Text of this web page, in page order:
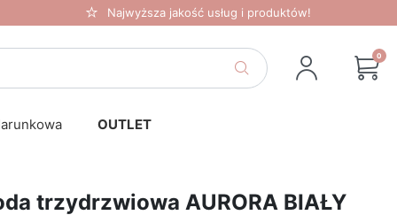
Najwyższa jakość usług i produktów!
0
OUTLET
trzydrzwiowa AURORA BIAŁY